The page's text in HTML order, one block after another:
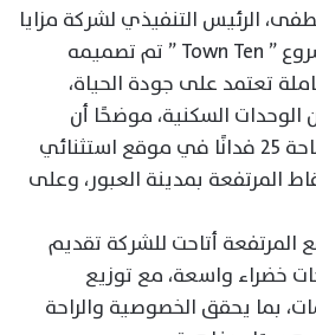
الرئيس التنفيذي لشركة مزايا
للتطوير العقاري، أن مشروع ” Town Ten ” تم تصميمه
تعتمد على جودة الحياة،
السكنية، موضحًا أن
المشروع يقام على مساحة 25 فدانًا في موقع استثنائي
المرتفعة بمدينة العبور، وعلى
أتاحت للشركة تقديم
خضراء واسعة، مع توزيع
بما يحقق الخصوصية والراحة